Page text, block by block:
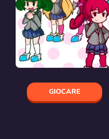
GIOCARE